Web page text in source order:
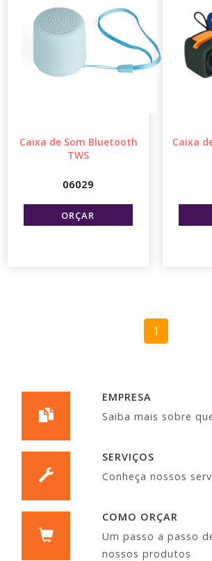
Caixa de Som Bluetooth
TWS
06029
Caixa
1
EMPRESA
Saiba mais sobre
SERVIÇOS
Conheça nossos
COMO ORÇAR
Um passo a passo
nossos produtos